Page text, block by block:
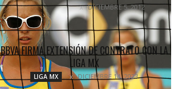
COLUMNETAS DICIEMBRE 5, 2012
BBVA FIRMA EXTENSIÓN DE CONTRATO CON LA
LIGA MX
LIGA MX DICIEMBRE 14, 2023